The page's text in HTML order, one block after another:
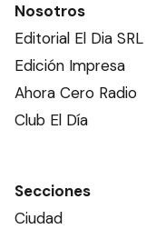
Nosotros
Editorial El Dia SRL
Edición Impresa
Ahora Cero Radio
Club El Día
Secciones
Ciudad